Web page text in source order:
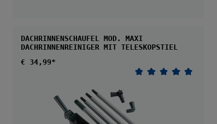
DACHRINNENSCHAUFEL MOD. MAXI
DACHRINNENREINIGER MIT TELESKOPSTIEL
Regulärer Preis:
€ 34,99*